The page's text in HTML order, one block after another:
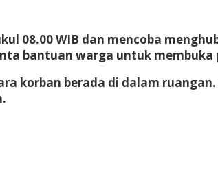
08.00 WIB dan mencoba
bantuan warga untuk membuka
korban berada di dalam